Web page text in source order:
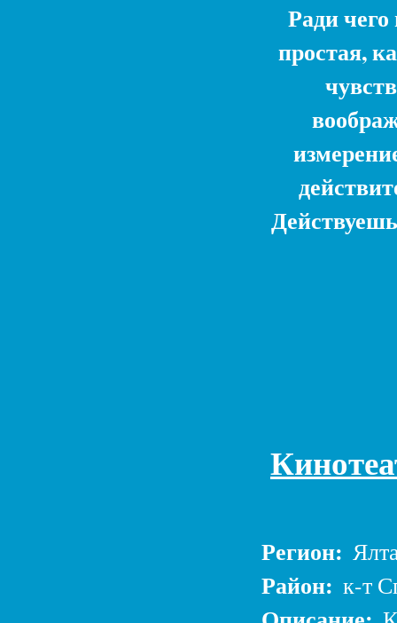
Ради
простая,
Регион:
Район: к-т